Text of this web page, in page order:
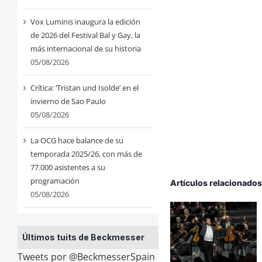
Vox Luminis inaugura la edición
de 2026 del Festival Bal y Gay, la
más internacional de su historia
05/08/2026
Crítica: ‘Tristan und Isolde’ en el
invierno de Sao Paulo
05/08/2026
La OCG hace balance de su
temporada 2025/26, con más de
77.000 asistentes a su
programación
05/08/2026
Últimos tuits de Beckmesser
Tweets por @BeckmesserSpain
Artículos relacionados